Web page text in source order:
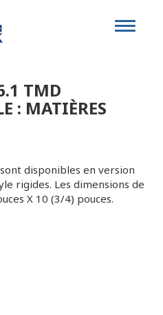
Toggle
TMD
: MATIÈRES
disponibles en version
rigides. Les dimensions de
X 10 (3/4) pouces.